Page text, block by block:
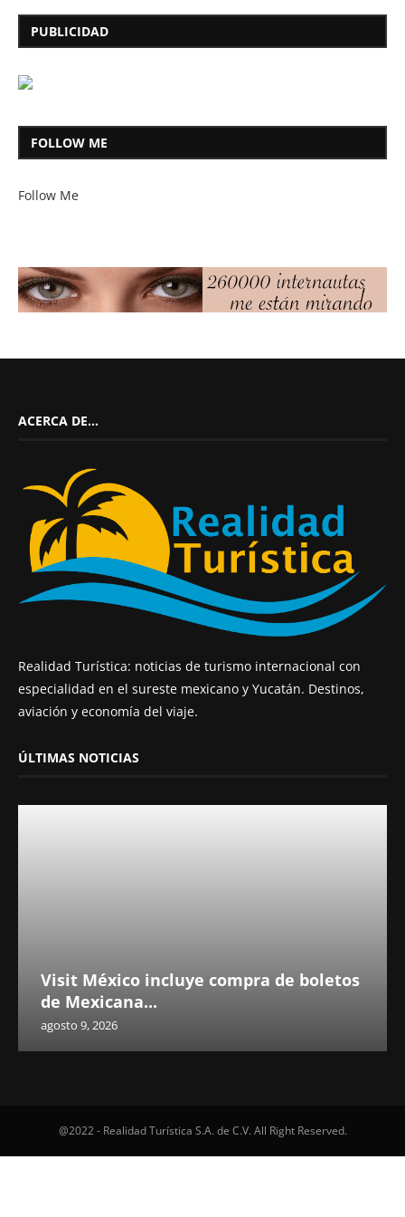
PUBLICIDAD
FOLLOW ME
Follow Me
ACERCA DE…
Realidad Turística: noticias de turismo internacional con
especialidad en el sureste mexicano y Yucatán. Destinos,
aviación y economía del viaje.
ÚLTIMAS NOTICIAS
Visit México incluye compra de boletos
de Mexicana...
agosto 9, 2026
@2022 - Realidad Turística S.A. de C.V. All Right Reserved.